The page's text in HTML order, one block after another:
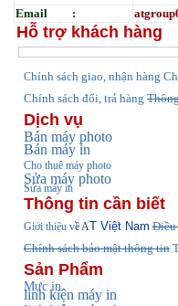
Email :
Hỗ trợ khách hàng
Chính sách giao, nhận hàng
Chính sách đổi, trả hàng
Dịch vụ
Bán máy photo
Bán máy in
Cho thuê máy photo
Sửa máy photo
Sửa máy in
Thông tin cần biết
Giới thiệu về AT Việt Nam Điều
Chính sách bảo mật thông tin
Sản Phẩm
Mực in
linh kiện máy in